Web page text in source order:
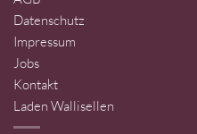
Datenschutz
Impressum
Jobs
Kontakt
Laden Wallisellen